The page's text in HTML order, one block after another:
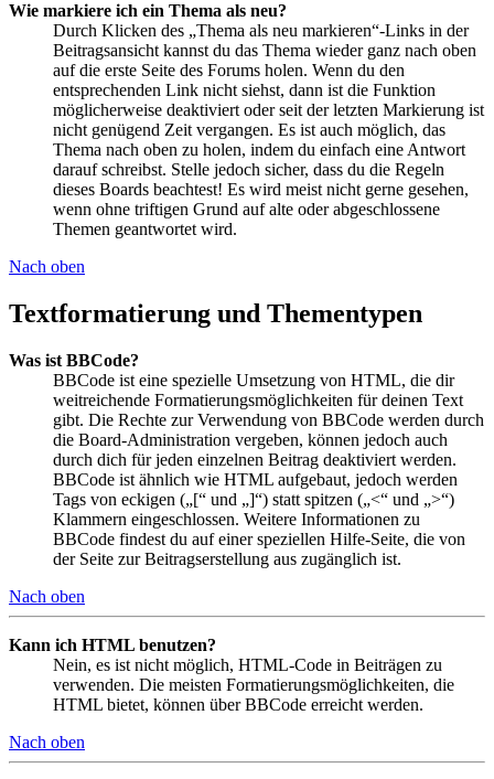
Wie markiere ich ein Thema als neu?
Durch Klicken des „Thema als neu markieren“-Links in der
Beitragsansicht kannst du das Thema wieder ganz nach oben
auf die erste Seite des Forums holen. Wenn du den
entsprechenden Link nicht siehst, dann ist die Funktion
möglicherweise deaktiviert oder seit der letzten Markierung ist
nicht genügend Zeit vergangen. Es ist auch möglich, das
Thema nach oben zu holen, indem du einfach eine Antwort
darauf schreibst. Stelle jedoch sicher, dass du die Regeln
dieses Boards beachtest! Es wird meist nicht gerne gesehen,
wenn ohne triftigen Grund auf alte oder abgeschlossene
Themen geantwortet wird.
Nach oben
Textformatierung und Thementypen
Was ist BBCode?
BBCode ist eine spezielle Umsetzung von HTML, die dir
weitreichende Formatierungsmöglichkeiten für deinen Text
gibt. Die Rechte zur Verwendung von BBCode werden durch
die Board-Administration vergeben, können jedoch auch
durch dich für jeden einzelnen Beitrag deaktiviert werden.
BBCode ist ähnlich wie HTML aufgebaut, jedoch werden
Tags von eckigen („[“ und „]“) statt spitzen („<“ und „>“)
Klammern eingeschlossen. Weitere Informationen zu
BBCode findest du auf einer speziellen Hilfe-Seite, die von
der Seite zur Beitragserstellung aus zugänglich ist.
Nach oben
Kann ich HTML benutzen?
Nein, es ist nicht möglich, HTML-Code in Beiträgen zu
verwenden. Die meisten Formatierungsmöglichkeiten, die
HTML bietet, können über BBCode erreicht werden.
Nach oben